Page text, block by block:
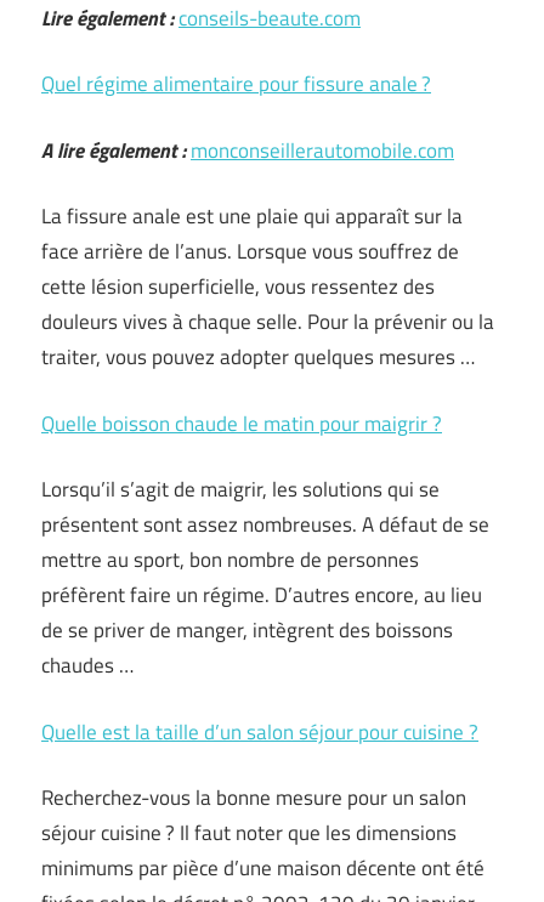
Lire également :conseils-beaute.com
Quel régime alimentaire pour fissure anale ?
A lire également :monconseillerautomobile.com
La fissure anale est une plaie qui apparaît sur la
face arrière de l’anus. Lorsque vous souffrez de
cette lésion superficielle, vous ressentez des
douleurs vives à chaque selle. Pour la prévenir ou la
traiter, vous pouvez adopter quelques mesures …
Quelle boisson chaude le matin pour maigrir ?
Lorsqu’il s’agit de maigrir, les solutions qui se
présentent sont assez nombreuses. A défaut de se
mettre au sport, bon nombre de personnes
préfèrent faire un régime. D’autres encore, au lieu
de se priver de manger, intègrent des boissons
chaudes …
Quelle est la taille d’un salon séjour pour cuisine ?
Recherchez-vous la bonne mesure pour un salon
séjour cuisine ? Il faut noter que les dimensions
minimums par pièce d’une maison décente ont été